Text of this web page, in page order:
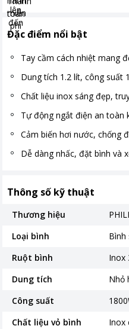
Đặc điểm nổi bật
Tay cầm cách nhiệt mang
Dung tích 1.2 lít, công suất
Chất liệu inox sáng đẹp,
Tự động ngắt điện an toàn
Cảm biến hơi nước, chống
Dễ dàng nhấc, đặt bình và
Thông số kỹ thuật
Thương hiệu
Loại bình
Bình
Ruột bình
Inox
Dung tích
Nhỏ
Công suất
Chất liệu vỏ bình
Inox